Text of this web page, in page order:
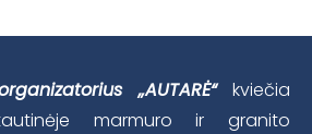
„AUTARĖ“kviečia
marmuro ir granito